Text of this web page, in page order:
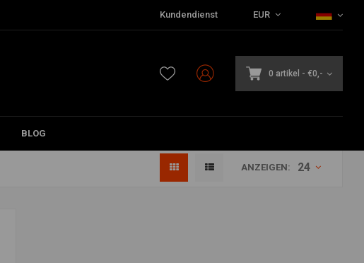
Kundendienst EUR
0 artikel - €0,-
BLOG
ANZEIGEN: 24